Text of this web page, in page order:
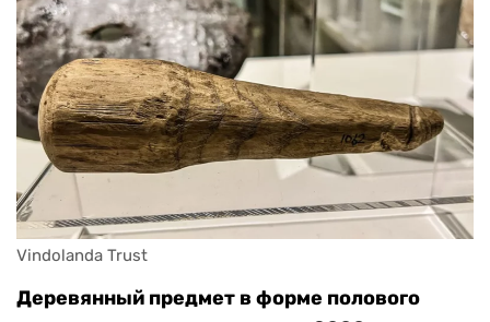
Vindolanda Trust
Деревянный предмет в форме полового